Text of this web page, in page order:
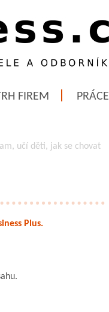
FIREM PRÁCE
učí děti, jak se chovat
Plus.